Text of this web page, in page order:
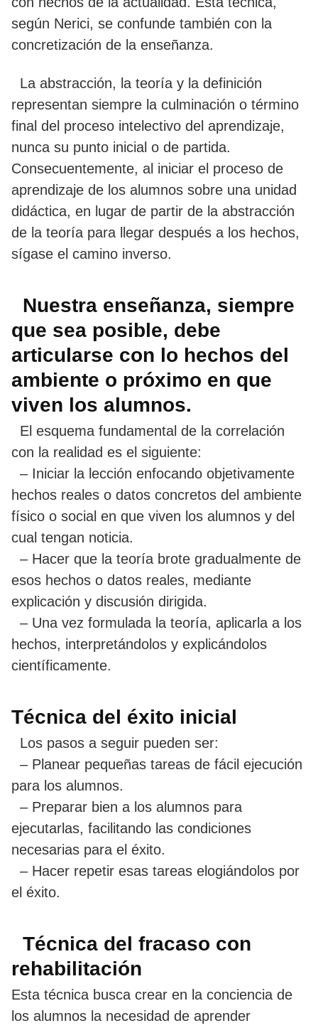
según Nerici, se confunde también con la
concretización de la enseñanza.
La abstracción, la teoría y la definición
representan siempre la culminación o término
final del proceso intelectivo del aprendizaje,
nunca su punto inicial o de partida.
Consecuentemente, al iniciar el proceso de
aprendizaje de los alumnos sobre una unidad
didáctica, en lugar de partir de la abstracción
de la teoría para llegar después a los hechos,
sígase el camino inverso.
Nuestra enseñanza, siempre
que sea posible, debe
articularse con lo hechos del
ambiente o próximo en que
viven los alumnos.
El esquema fundamental de la correlación
con la realidad es el siguiente:
– Iniciar la lección enfocando objetivamente
hechos reales o datos concretos del ambiente
físico o social en que viven los alumnos y del
cual tengan noticia.
– Hacer que la teoría brote gradualmente de
esos hechos o datos reales, mediante
explicación y discusión dirigida.
– Una vez formulada la teoría, aplicarla a los
hechos, interpretándolos y explicándolos
científicamente.
Técnica del éxito inicial
Los pasos a seguir pueden ser:
– Planear pequeñas tareas de fácil ejecución
para los alumnos.
– Preparar bien a los alumnos para
ejecutarlas, facilitando las condiciones
necesarias para el éxito.
– Hacer repetir esas tareas elogiándolos por
el éxito.
Técnica del fracaso con
rehabilitación
Esta técnica busca crear en la conciencia de
los alumnos la necesidad de aprender